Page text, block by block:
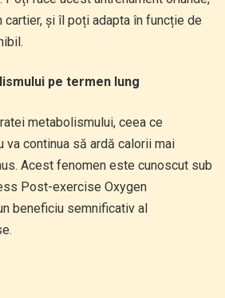
cartier, și îl poți adapta în funcție de
pe termen lung
metabolismului, ceea ce
va continua să ardă calorii mai
Acest fenomen este cunoscut sub
Post-exercise Oxygen
beneficiu semnificativ al